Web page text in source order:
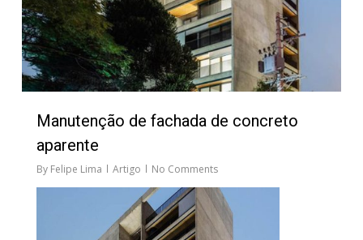
Manutenção de fachada de concreto
aparente
By Felipe Lima Artigo No Comments